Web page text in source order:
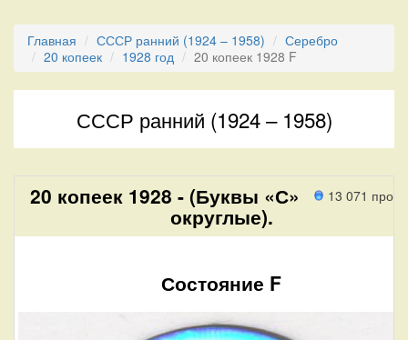
Главная СССР ранний (1924 – 1958)
Серебро
20 копеек
1928 год 20 копеек 1928 F
СССР ранний (1924 – 1958)
13 071
20 копеек 1928 - (Буквы «С»
округлые).
Состояние F